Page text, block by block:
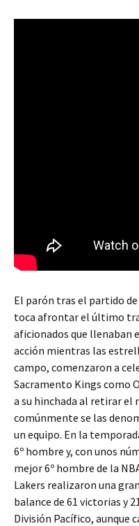
El parón tras el partido
toca afrontar el último
aficionados que llenaban
acción mientras las
campo, comenzaron a
Sacramento Kings como
a su hinchada al retirar el
comúnmente se las
un equipo. En la
6º hombre y, con unos
mejor 6º hombre de la
Lakers realizaron una
balance de 61 victorias y
División Pacífico, aunque